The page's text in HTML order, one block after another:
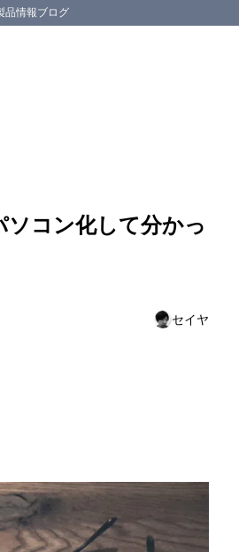
品情報ブログ
コン化して分かっ
セイヤ
ルチタスクは良い